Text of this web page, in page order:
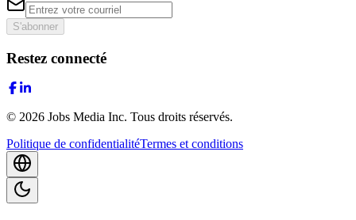
S'abonner
Restez connecté
© 2026 Jobs Media Inc. Tous droits réservés.
Politique de confidentialitéTermes et conditions